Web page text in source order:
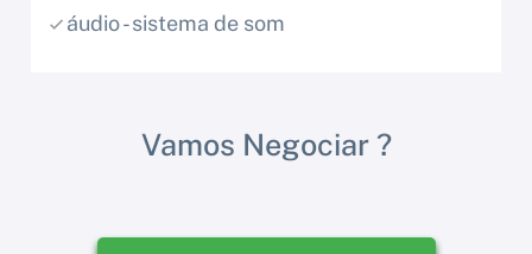
áudio - sistema de som
Vamos Negociar ?